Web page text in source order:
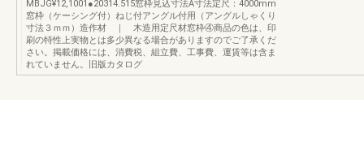
MBJG¥12,1001●20314.515窓枠見込寸法A寸法定尺：4000mm
窓枠（ケーシング付）ねじ付アングル付用（アングルしゃくり
寸法３ｍｍ）造作材 ｜ 木造用定尺材窓枠④商品の色は、印
刷の特性上実物とは多少異なる場合がありますのでご了承くだ
さい。掲載価格には、消費税、組立費、工事費、運賃等は含ま
れていません。旧版カタログ